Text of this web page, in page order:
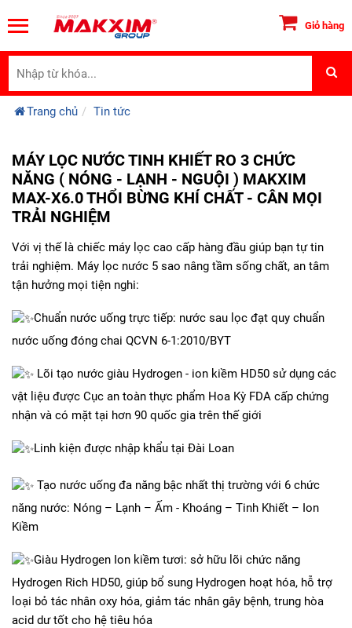
Giỏ hàng
Trang chủ Tin tức
MÁY LỌC NƯỚC TINH KHIẾT RO 3 CHỨC
NĂNG ( NÓNG - LẠNH - NGUỘI ) MAKXIM
MAX-X6.0 THỔI BỪNG KHÍ CHẤT - CÂN MỌI
TRẢI NGHIỆM
Với vị thế là chiếc máy lọc cao cấp hàng đầu giúp bạn tự tin
trải nghiệm. Máy lọc nước 5 sao nâng tầm sống chất, an tâm
tận hưởng mọi tiện nghi:
Chuẩn nước uống trực tiếp: nước sau lọc đạt quy chuẩn
nước uống đóng chai QCVN 6-1:2010/BYT
Lõi tạo nước giàu Hydrogen - ion kiềm HD50 sử dụng các
vật liệu được Cục an toàn thực phẩm Hoa Kỳ FDA cấp chứng
nhận và có mặt tại hơn 90 quốc gia trên thế giới
Linh kiện được nhập khẩu tại Đài Loan
Tạo nước uống đa năng bậc nhất thị trường với 6 chức
năng nước: Nóng – Lạnh – Ấm - Khoáng – Tinh Khiết – Ion
Kiềm
Giàu Hydrogen Ion kiềm tươi: sở hữu lõi chức năng
Hydrogen Rich HD50, giúp bổ sung Hydrogen hoạt hóa, hỗ trợ
loại bỏ tác nhân oxy hóa, giảm tác nhân gây bệnh, trung hòa
acid dư tốt cho hệ tiêu hóa